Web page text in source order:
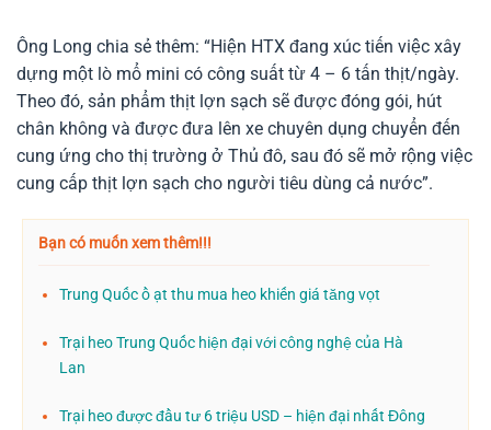
Ông Long chia sẻ thêm: “Hiện HTX đang xúc tiến việc xây
dựng một lò mổ mini có công suất từ 4 – 6 tấn thịt/ngày.
Theo đó, sản phẩm thịt lợn sạch sẽ được đóng gói, hút
chân không và được đưa lên xe chuyên dụng chuyển đến
cung ứng cho thị trường ở Thủ đô, sau đó sẽ mở rộng việc
cung cấp thịt lợn sạch cho người tiêu dùng cả nước”.
Bạn có muốn xem thêm!!!
Trung Quốc ồ ạt thu mua heo khiến giá tăng vọt
Trại heo Trung Quốc hiện đại với công nghệ của Hà
Lan
Trại heo được đầu tư 6 triệu USD – hiện đại nhất Đông